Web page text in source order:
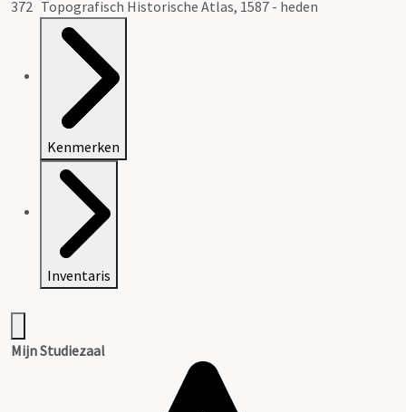
372 Topografisch Historische Atlas, 1587 - heden
Kenmerken
Inventaris
Mijn Studiezaal